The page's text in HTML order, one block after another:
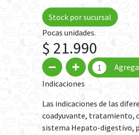
Stock por sucursal
Pocas unidades.
$ 21.990
Indicaciones
Las indicaciones de las
coadyuvante, tratamiento,
sistema Hepato-digestivo,